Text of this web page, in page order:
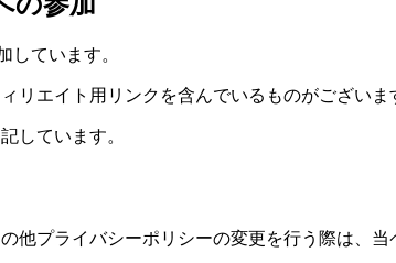
しています。
リエイト用リンクを含んでいるものがございま
しています。
他プライバシーポリシーの変更を行う際は、